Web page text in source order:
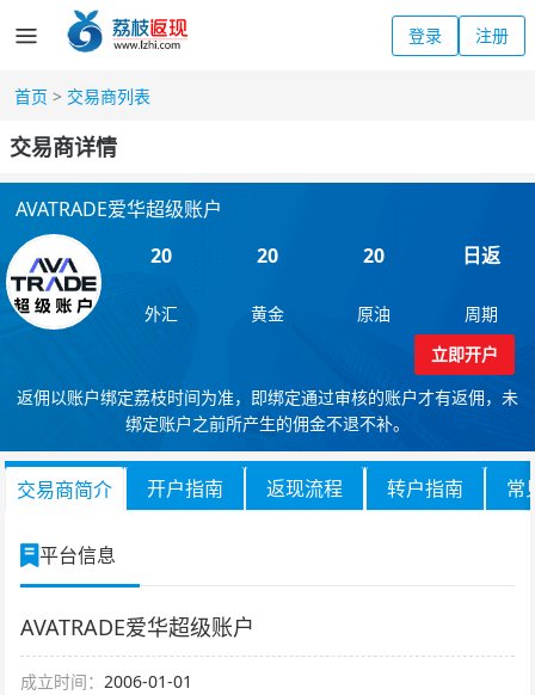
登录 注册
首页 > 交易商列表
交易商详情
AVATRADE爱华超级账户
20
外汇
20
黄金
20
原油
日返
周期
立即开户
返佣以账户绑定荔枝时间为准，即绑定通过审核的账户才有返佣，未
绑定账户之前所产生的佣金不退不补。
交易商简介 开户指南 返现流程 转户指南 常
平台信息
AVATRADE爱华超级账户
成立时间： 2006-01-01